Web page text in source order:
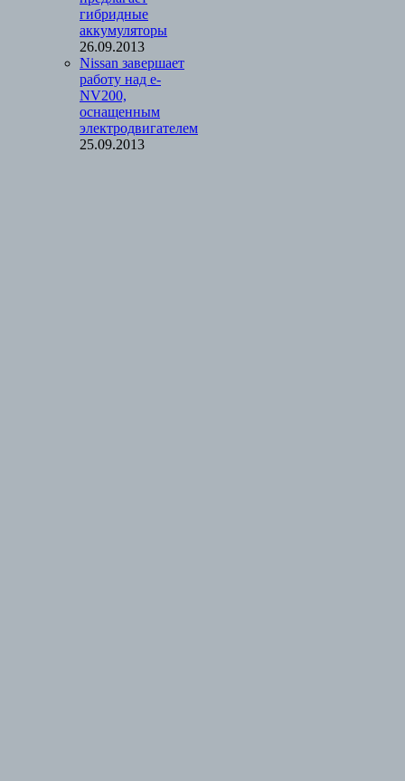
гибридные
аккумуляторы
26.09.2013
Nissan завершает
работу над e-
NV200,
оснащенным
электродвигателем
25.09.2013